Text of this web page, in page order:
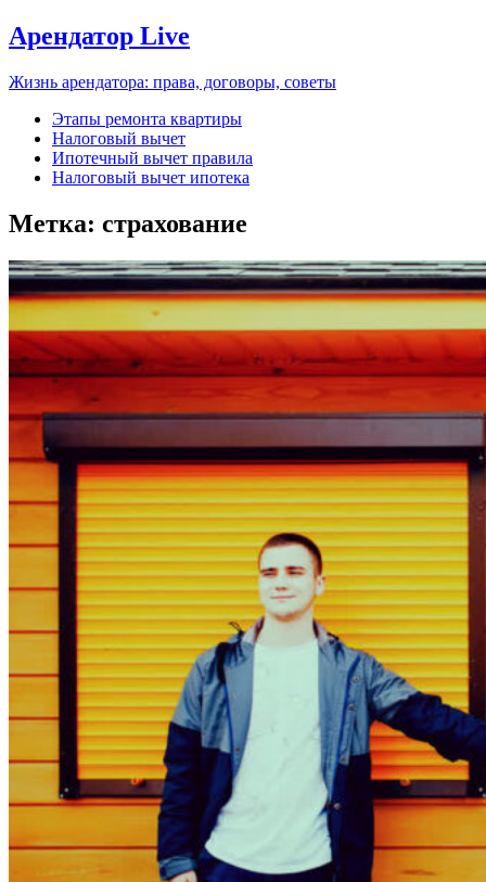
Арендатор Live
Жизнь арендатора: права, договоры, советы
Этапы ремонта квартиры
Налоговый вычет
Ипотечный вычет правила
Налоговый вычет ипотека
Метка: страхование